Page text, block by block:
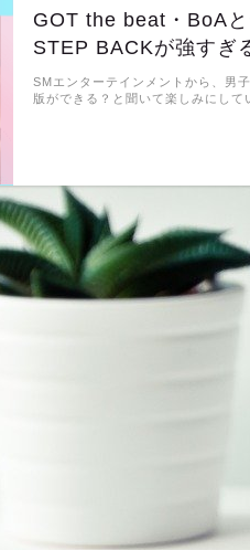
GOT the beat・BoA
STEP BACKが強すぎ
SMエンターテインメントから、男
版ができる？と聞いて楽しみにし